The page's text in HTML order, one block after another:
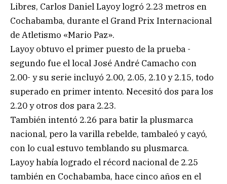
Libres, Carlos Daniel Layoy logró 2.23 metros en
Cochabamba, durante el Grand Prix Internacional
de Atletismo «Mario Paz».
Layoy obtuvo el primer puesto de la prueba -
segundo fue el local José André Camacho con
2.00- y su serie incluyó 2.00, 2.05, 2.10 y 2.15, todo
superado en primer intento. Necesitó dos para los
2.20 y otros dos para 2.23.
También intentó 2.26 para batir la plusmarca
nacional, pero la varilla rebelde, tambaleó y cayó,
con lo cual estuvo temblando su plusmarca.
Layoy había logrado el récord nacional de 2.25
también en Cochabamba, hace cinco años en el